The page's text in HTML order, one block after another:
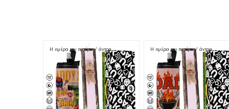
Η ημέρα του πατέρα / άντρα Η ημέρα του πατέρα / άντρα